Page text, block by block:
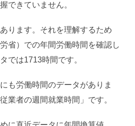
できていません。
ります。それを理解するため
省）での年間労働時間を確認し
では1713時間です。
も労働時間のデータがありま
業者の週間就業時間」です。